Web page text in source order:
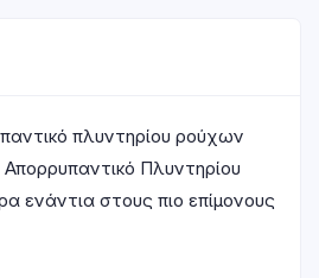
πλυντηρίου ρούχων
Απορρυπαντικό Πλυντηρίου
ενάντια στους πιο επίμονους